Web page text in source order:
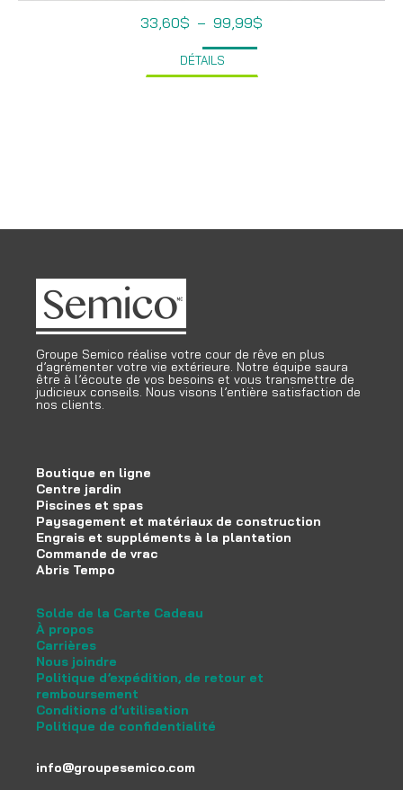
33,60$ – 99,99$
DÉTAILS
Groupe Semico réalise votre cour de rêve en plus
d’agrémenter votre vie extérieure. Notre équipe saura
être à l’écoute de vos besoins et vous transmettre de
judicieux conseils. Nous visons l’entière satisfaction de
nos clients.
Boutique en ligne
Centre jardin
Piscines et spas
Paysagement et matériaux de construction
Engrais et suppléments à la plantation
Commande de vrac
Abris Tempo
Solde de la Carte Cadeau
À propos
Carrières
Nous joindre
Politique d’expédition, de retour et
remboursement
Conditions d’utilisation
Politique de confidentialité
info@groupesemico.com